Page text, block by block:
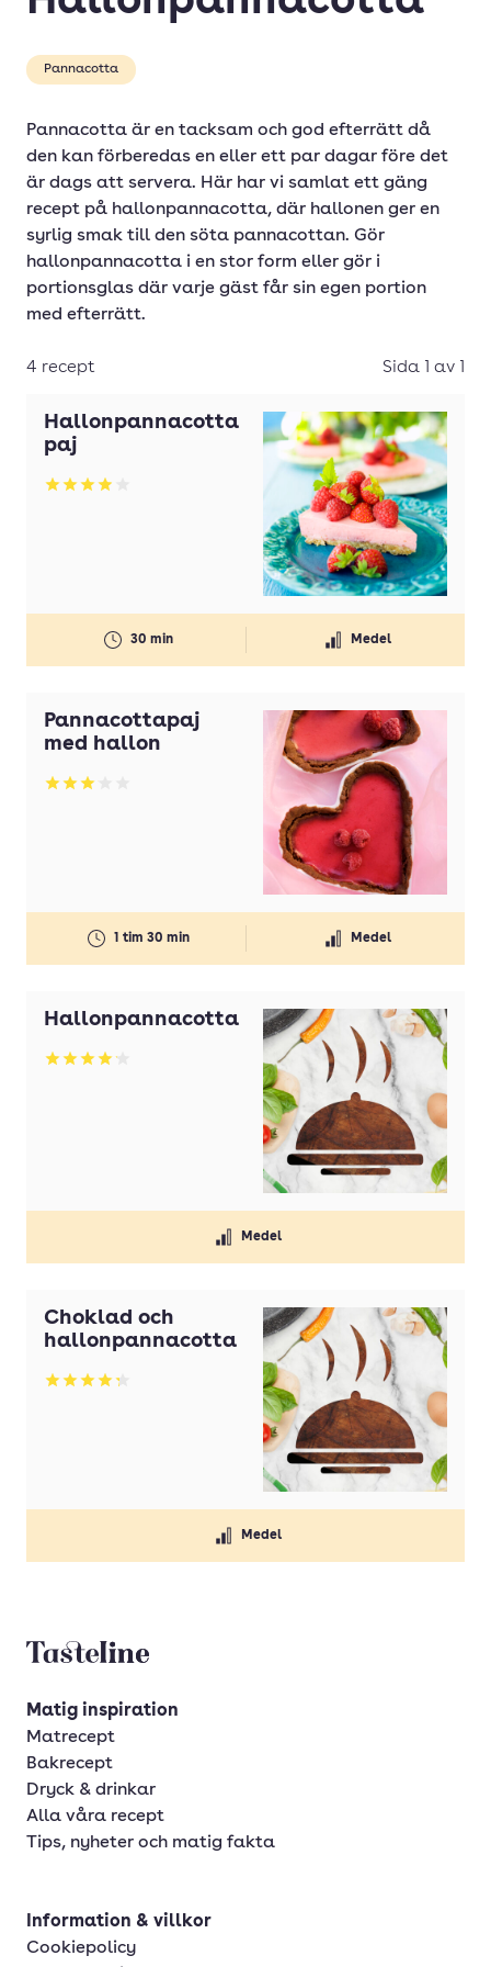
Pannacotta
Pannacotta är en tacksam och god efterrätt då
den kan förberedas en eller ett par dagar före det
är dags att servera. Här har vi samlat ett gäng
recept på hallonpannacotta, där hallonen ger en
syrlig smak till den söta pannacottan. Gör
hallonpannacotta i en stor form eller gör i
portionsglas där varje gäst får sin egen portion
med efterrätt.
4 recept Sida 1 av 1
Hallonpannacotta
paj
Betyg: 3.94 av 5
30 min Medel
Pannacottapaj
med hallon
Betyg: 3.07 av 5
1 tim 30 min Medel
Hallonpannacotta
Betyg: 4.16 av 5
Medel
Choklad och
hallonpannacotta
Betyg: 4.29 av 5
Medel
Tasteline startsida
Matig inspiration
Matrecept
Bakrecept
Dryck & drinkar
Alla våra recept
Tips, nyheter och matig fakta
Information & villkor
Cookiepolicy